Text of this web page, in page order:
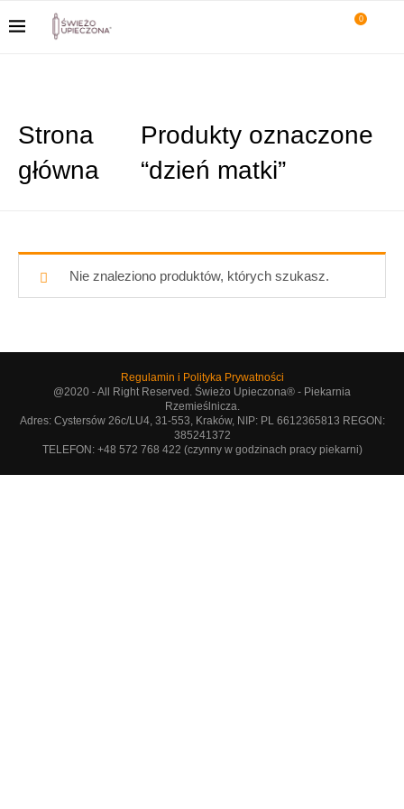
0
Strona
główna
Produkty oznaczone
“dzień matki”
Nie znaleziono produktów, których szukasz.
Regulamin i Polityka Prywatności
@2020 - All Right Reserved. Świeżo Upieczona® - Piekarnia
Rzemieślnicza.
Adres: Cystersów 26c/LU4, 31-553, Kraków, NIP: PL 6612365813 REGON:
385241372
TELEFON: +48 572 768 422 (czynny w godzinach pracy piekarni)